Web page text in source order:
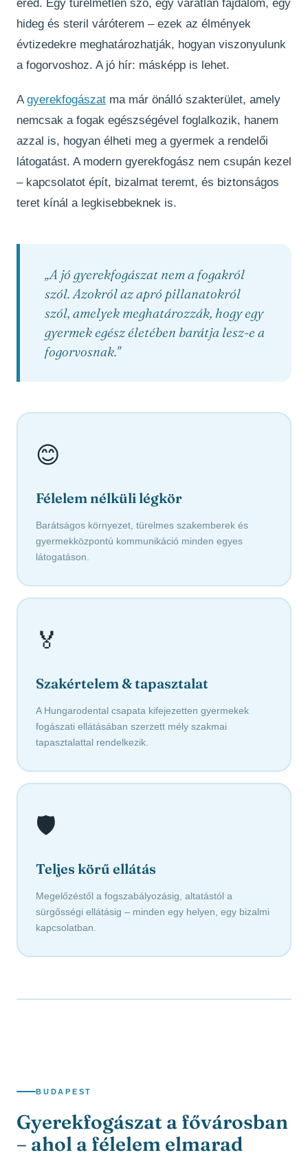
ered. Egy türelmetlen szó, egy váratlan fájdalom, egy
hideg és steril váróterem – ezek az élmények
évtizedekre meghatározhatják, hogyan viszonyulunk
a fogorvoshoz. A jó hír: másképp is lehet.
Agyerekfogászat ma már önálló szakterület, amely
nemcsak a fogak egészségével foglalkozik, hanem
azzal is, hogyan élheti meg a gyermek a rendelői
látogatást. A modern gyerekfogász nem csupán kezel
– kapcsolatot épít, bizalmat teremt, és biztonságos
teret kínál a legkisebbeknek is.
„A jó gyerekfogászat nem a fogakról
szól. Azokról az apró pillanatokról
szól, amelyek meghatározzák, hogy egy
gyermek egész életében barátja lesz-e a
fogorvosnak."
😊
Félelem nélküli légkör
Barátságos környezet, türelmes szakemberek és
gyermekközpontú kommunikáció minden egyes
látogatáson.
🏅
Szakértelem & tapasztalat
A Hungarodental csapata kifejezetten gyermekek
fogászati ellátásában szerzett mély szakmai
tapasztalattal rendelkezik.
🛡️
Teljes körű ellátás
Megelőzéstől a fogszabályozásig, altatástól a
sürgősségi ellátásig – minden egy helyen, egy bizalmi
kapcsolatban.
BUDAPEST
Gyerekfogászat a fővárosban
– ahol a félelem elmarad